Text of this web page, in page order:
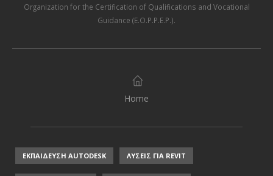
Organization for the Certification of Qualifications and Vocational
Guidance (E.O.P.P.E.P.).
Home
ΕΚΠΑΙΔΕΥΣΗ AUTODESK ΛΥΣΕΙΣ ΓΙΑ REVIT